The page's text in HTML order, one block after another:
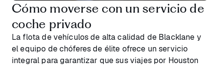
Cómo moverse con un servicio de
coche privado
La flota de vehículos de alta calidad de Blacklane y
el equipo de chóferes de élite ofrece un servicio
integral para garantizar que sus viajes por Houston